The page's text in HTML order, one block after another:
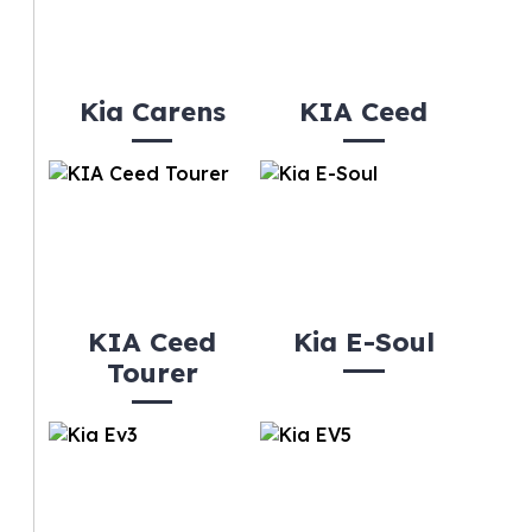
Kia Carens KIA Ceed
KIA Ceed
Tourer
Kia E-Soul